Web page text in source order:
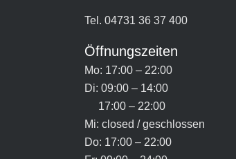
Tel. 04731 36 37 400
Öffnungszeiten
Mo: 17:00 – 22:00
Di: 09:00 – 14:00
17:00 – 22:00
Mi: closed / geschlossen
Do: 17:00 – 22:00